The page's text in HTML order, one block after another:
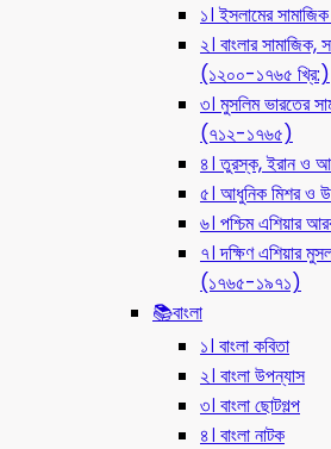
১। ইসলামের
২। বাংলার
(১২০০-১৭৬৫ খ্রি:)
৩। মুসলিম ভারতের
(৭১২-১৭৬৫)
৪। তুরস্ক, ইরান ও
৫। আধুনিক মিশর ও
৬। পশ্চিম এশিয়ার
৭। দক্ষিণ এশিয়ার
(১৭৬৫-১৯৭১)
📚বাংলা
১। বাংলা কবিতা
২। বাংলা উপন্যাস
৩। বাংলা ছোটগল্প
৪। বাংলা নাটক